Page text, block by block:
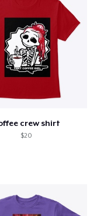
crew shirt
$20